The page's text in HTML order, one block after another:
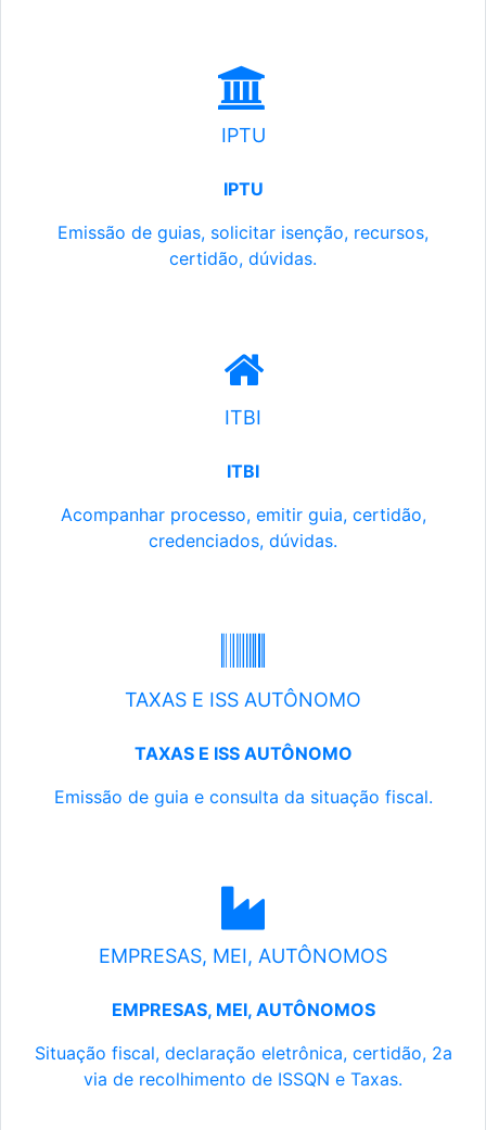
IPTU
IPTU
Emissão de guias, solicitar isenção, recursos,
certidão, dúvidas.
ITBI
ITBI
Acompanhar processo, emitir guia, certidão,
credenciados, dúvidas.
TAXAS E ISS AUTÔNOMO
TAXAS E ISS AUTÔNOMO
Emissão de guia e consulta da situação fiscal.
EMPRESAS, MEI, AUTÔNOMOS
EMPRESAS, MEI, AUTÔNOMOS
Situação fiscal, declaração eletrônica, certidão, 2a
via de recolhimento de ISSQN e Taxas.